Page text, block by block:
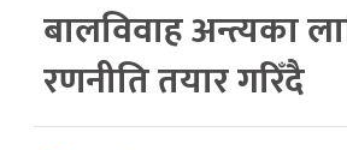
बालविवाह अन्त्यका
रणनीति तयार गरिँदै